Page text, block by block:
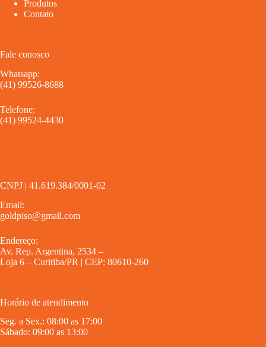
Produtos
Contato
Fale conosco
Whatsapp:
(41) 99526-8688
Telefone:
(41) 99524-4430
CNPJ | 41.619.384/0001-02
Email:
goldpiso@gmail.com
Endereço:
Av. Rep. Argentina, 2534 –
Loja 6 – Curitiba/PR | CEP: 80610-260
Horário de atendimento
Seg. a Sex.: 08:00 as 17:00
Sábado: 09:00 as 13:00